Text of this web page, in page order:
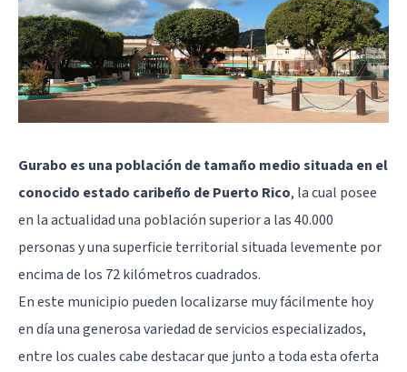
Gurabo es una población de tamaño medio situada en el
conocido estado caribeño de Puerto Rico, la cual posee
en la actualidad una población superior a las 40.000
personas y una superficie territorial situada levemente por
encima de los 72 kilómetros cuadrados.
En este municipio pueden localizarse muy fácilmente hoy
en día una generosa variedad de servicios especializados,
entre los cuales cabe destacar que junto a toda esta oferta